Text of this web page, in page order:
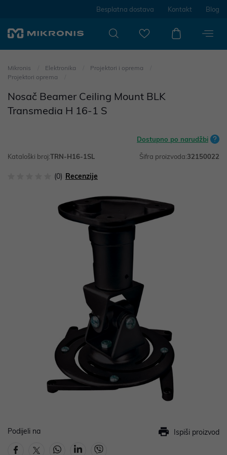
Besplatna dostava Kontakt Blog
Mikronis Elektronika
Projektori i oprema
Projektori oprema
Nosač Beamer Ceiling Mount BLK
Transmedia H 16-1 S
Dostupno po narudžbi
Kataloški broj:TRN-H16-1SL Šifra proizvoda:32150022
(0) Recenzije
Podijeli na Ispiši proizvod